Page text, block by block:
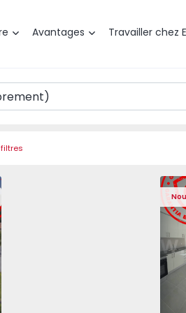
Avantages Travailler chez
do Heroísmo, São Mateus da
T3 Angra do Heroísmo, São
Maison Jumelée T3 Angra do
Maison Jumelée T3
Maison
Appartement